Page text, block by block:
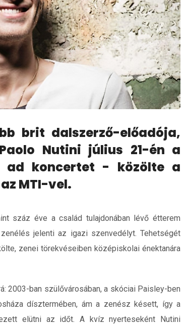
brit dalszerző-előadója,
Nutini július 21-én a
ad koncertet - közölte a
MTI-vel.
száz éve a család tulajdonában lévő étterem
jelenti az igazi szenvedélyt. Tehetségét
zenei törekvéseiben középiskolai énektanára
2003-ban szülővárosában, a skóciai Paisley-ben
dísztermében, ám a zenész késett, így a
elütni az időt. A kvíz nyerteseként Nutini